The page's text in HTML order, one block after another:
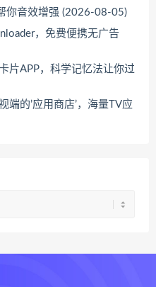
你音效增强 (2026-08-05)
，免费便携无广告
片APP，科学记忆法让你过
端的’应用商店’，海量TV应